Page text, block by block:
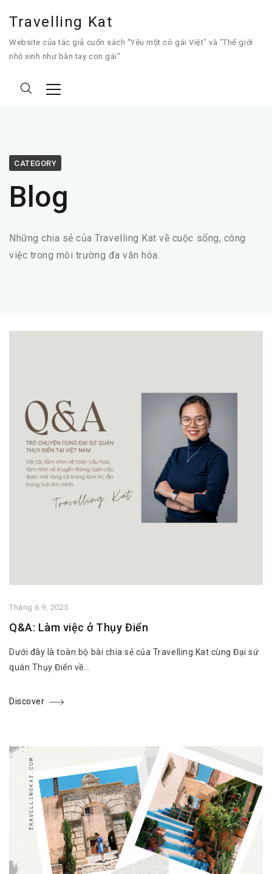
Travelling Kat
Website của tác giả cuốn sách "Yêu một cô gái Việt" và "Thế giới
nhỏ xinh như bàn tay con gái"
CATEGORY
Blog
Những chia sẻ của Travelling Kat về cuộc sống, công
việc trong môi trường đa văn hóa.
Tháng 6 9, 2025
Q&A: Làm việc ở Thụy Điển
Dưới đây là toàn bộ bài chia sẻ của Travelling Kat cùng Đại sứ
quán Thụy Điển về…
Discover